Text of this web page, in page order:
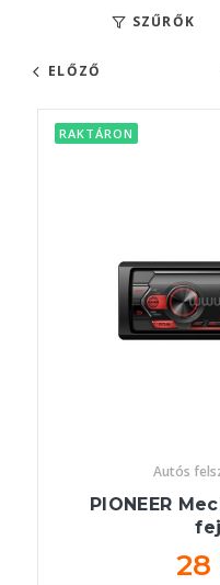
SZŰRŐK
ELŐZŐ
RAKTÁRON
Autós
PIONEER
28